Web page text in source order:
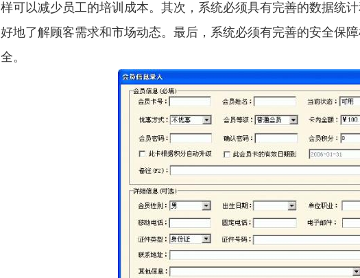
样可以减少员工的培训成本。其次，系统必须具有完善的数据统
好地了解顾客需求和市场动态。最后，系统必须有完善的安全保
全。